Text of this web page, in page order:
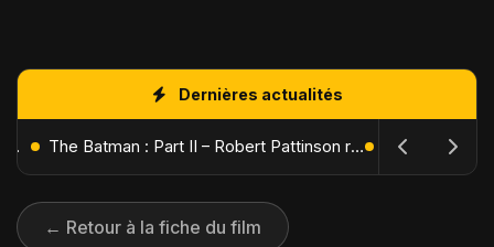
Dernières actualités
L'Âge de Glace : Le Réveil du Volcan – Manny, Sid et Diego de retour pour une aventure explosive The Batman : Part II – Robert Pattinson replonge dans les ténèbres de Gotham dès octobre 2027
← Retour à la fiche du film